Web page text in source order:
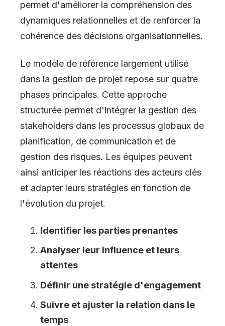
permet d'améliorer la compréhension des
dynamiques relationnelles et de renforcer la
cohérence des décisions organisationnelles.
Le modèle de référence largement utilisé
dans la gestion de projet repose sur quatre
phases principales. Cette approche
structurée permet d'intégrer la gestion des
stakeholders dans les processus globaux de
planification, de communication et de
gestion des risques. Les équipes peuvent
ainsi anticiper les réactions des acteurs clés
et adapter leurs stratégies en fonction de
l'évolution du projet.
Identifier les parties prenantes
Analyser leur influence et leurs
attentes
Définir une stratégie d'engagement
Suivre et ajuster la relation dans le
temps